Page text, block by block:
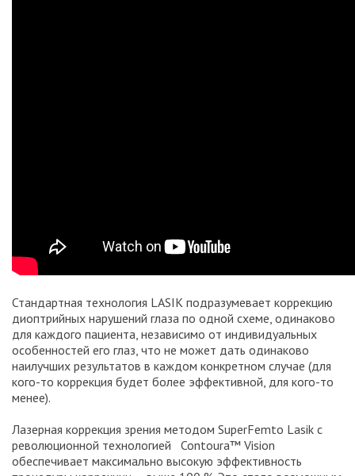
Стандартная технология LASIK подразумевает коррекцию
диоптрийных нарушений глаза по одной схеме, одинаково
для каждого пациента, независимо от индивидуальных
особенностей его глаз, что не может дать одинаково
наилучших результатов в каждом конкретном случае (для
кого-то коррекция будет более эффективной, для кого-то
менее).
Лазерная коррекция зрения методом SuperFemto Lasik с
революционной технологией Contoura™ Vision
обеспечивает максимально высокую эффективность